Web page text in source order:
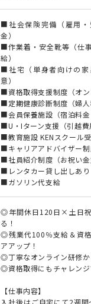
■社会保険完備（雇用
金）
■作業着・安全靴等（仕
給）
■社宅（単身者向けの家
意）
■資格取得支援制度（オン
■定期健康診断制度（婦人
■会員保養施設（宿泊料金
■U・Iターン支援（引越費
■教育施設 KENスクール
■キャリアアドバイザー
■社員紹介制度（お祝い金
■レンタカー貸し出しあり
■ガソリン代支給
◎年間休日120日×土日
る！
◎残業代100％支給＆資
アアップ！
◎丁寧なオンライン研修か
◎資格取得にもチャレンジ
【仕事内容】
入社後はご自宅にて2週